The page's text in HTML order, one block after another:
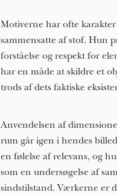
Motiverne har ofte
sammensatte af stof. Hun
forståelse og respekt for
har en måde at skildre et
trods af dets faktiske
Anvendelsen af
rum går igen i hendes
en følelse af relevans, og
som en undersøgelse af
sindstilstand. Værkerne er